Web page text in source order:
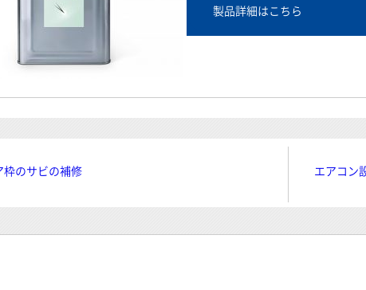
製品詳細はこちら
枠のサビの補修 エアコン